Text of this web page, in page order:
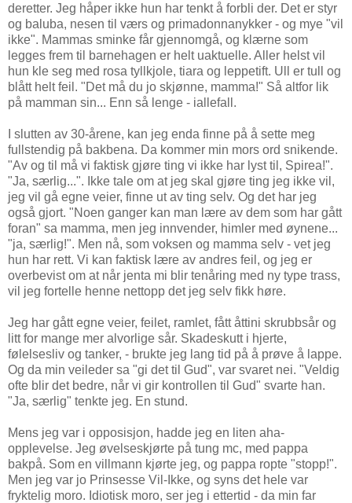
deretter. Jeg håper ikke hun har tenkt å forbli der. Det er styr
og baluba, nesen til værs og primadonnanykker - og mye "vil
ikke". Mammas sminke får gjennomgå, og klærne som
legges frem til barnehagen er helt uaktuelle. Aller helst vil
hun kle seg med rosa tyllkjole, tiara og leppetift. Ull er tull og
blått helt feil. "Det må du jo skjønne, mamma!" Så altfor lik
på mamman sin... Enn så lenge - iallefall.
I slutten av 30-årene, kan jeg enda finne på å sette meg
fullstendig på bakbena. Da kommer min mors ord snikende.
"Av og til må vi faktisk gjøre ting vi ikke har lyst til, Spirea!".
"Ja, særlig...". Ikke tale om at jeg skal gjøre ting jeg ikke vil,
jeg vil gå egne veier, finne ut av ting selv. Og det har jeg
også gjort. "Noen ganger kan man lære av dem som har gått
foran" sa mamma, men jeg innvender, himler med øynene...
"ja, særlig!". Men nå, som voksen og mamma selv - vet jeg
hun har rett. Vi kan faktisk lære av andres feil, og jeg er
overbevist om at når jenta mi blir tenåring med ny type trass,
vil jeg fortelle henne nettopp det jeg selv fikk høre.
Jeg har gått egne veier, feilet, ramlet, fått åttini skrubbsår og
litt for mange mer alvorlige sår. Skadeskutt i hjerte,
følelsesliv og tanker, - brukte jeg lang tid på å prøve å lappe.
Og da min veileder sa "gi det til Gud", var svaret nei. "Veldig
ofte blir det bedre, når vi gir kontrollen til Gud" svarte han.
"Ja, særlig" tenkte jeg. En stund.
Mens jeg var i opposisjon, hadde jeg en liten aha-
opplevelse. Jeg øvelseskjørte på tung mc, med pappa
bakpå. Som en villmann kjørte jeg, og pappa ropte "stopp!".
Men jeg var jo Prinsesse Vil-Ikke, og syns det hele var
fryktelig moro. Idiotisk moro, ser jeg i ettertid - da min far